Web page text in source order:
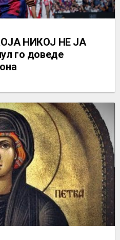
НИКОЈ НЕ ЈА
го доведе